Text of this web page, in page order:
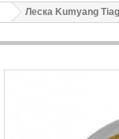
Леска Kumyang